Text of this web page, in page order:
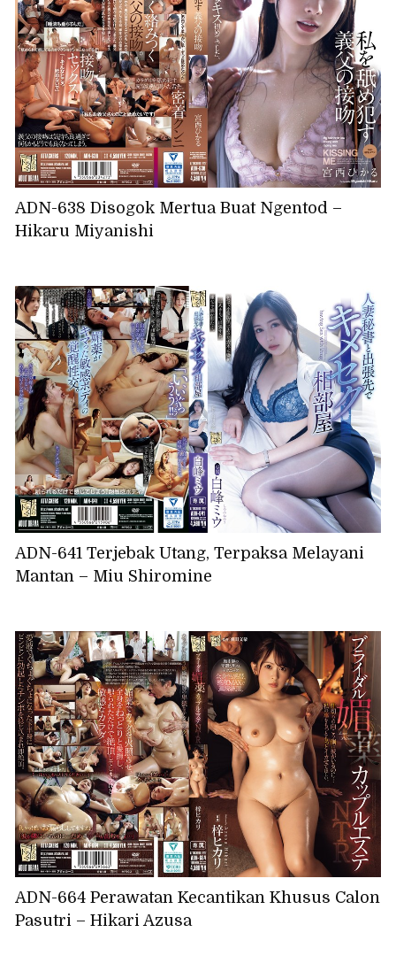
ADN-638 Disogok Mertua Buat Ngentod –
Hikaru Miyanishi
ADN-641 Terjebak Utang, Terpaksa Melayani
Mantan – Miu Shiromine
ADN-664 Perawatan Kecantikan Khusus Calon
Pasutri – Hikari Azusa